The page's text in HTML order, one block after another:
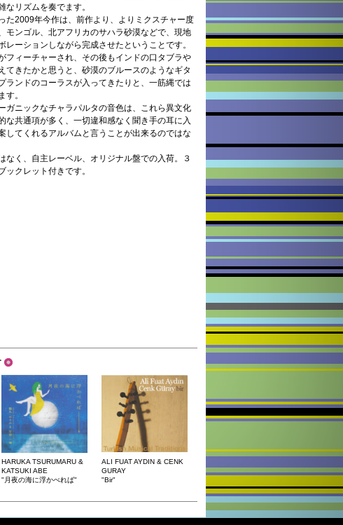
なリズムを奏でます。
た2009年今作は、前作より、よりミクスチャー度
モンゴル、北アフリカのサハラ砂漠などで、現地
ーションしながら完成させたということです。
フィーチャーされ、その後もインドの口タブラや
てきたかと思うと、砂漠のブルースのようなギタ
ランドのコーラスが入ってきたりと、一筋縄では
す。
ガニックなチャラパルタの音色は、これら異文化
な共通項が多く、一切違和感なく聞き手の耳に入
してくれるアルバムと言うことが出来るのではな
なく、自主レーベル、オリジナル盤での入荷。３
ックレット付きです。
HARUKA TSURUMARU &
KATSUKI ABE
"月夜の海に浮かべれば"
ALI FUAT AYDIN & CENK
GURAY
"Bir"